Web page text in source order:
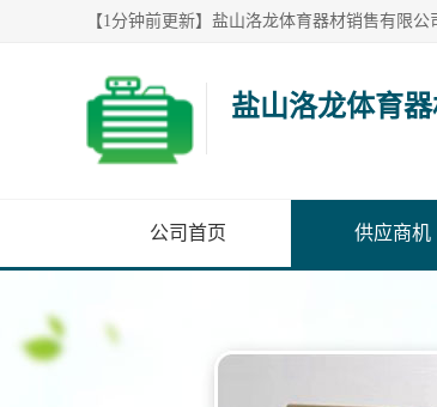
盐山洛龙体育
公司首页 供应商机